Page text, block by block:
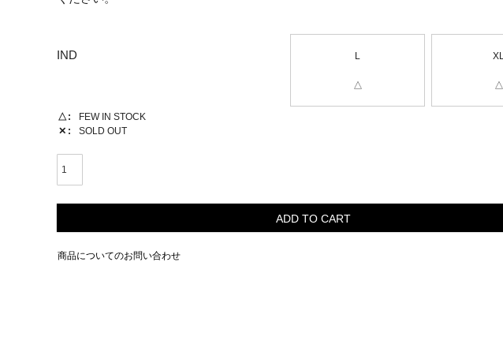
IND L
△
XL
△
△
FEW IN STOCK
✕
SOLD OUT
ADD TO CART
商品についてのお問い合わせ